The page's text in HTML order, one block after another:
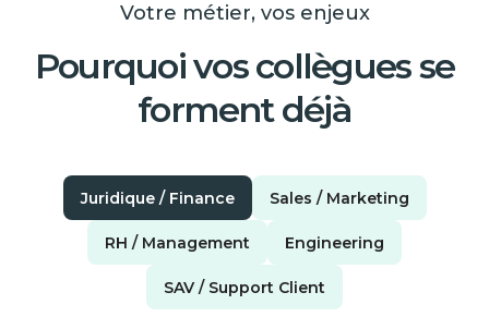
Votre métier, vos enjeux
Pourquoi vos collègues se
forment déjà
Juridique / Finance Sales / Marketing
RH / Management Engineering
SAV / Support Client